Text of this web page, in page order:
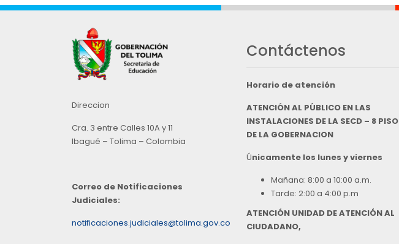
Direccion
Cra. 3 entre Calles 10A y 11
Ibagué – Tolima – Colombia
Correo de Notificaciones
Judiciales:
notificaciones.judiciales@tolima.gov.co
Contáctenos
Horario de atención
ATENCIÓN AL PÚBLICO EN LAS
INSTALACIONES DE LA SECD – 8 PISO
DE LA GOBERNACION
Únicamente los lunes y viernes
Mañana: 8:00 a 10:00 a.m.
Tarde: 2:00 a 4:00 p.m
ATENCIÓN UNIDAD DE ATENCIÓN AL
CIUDADANO,